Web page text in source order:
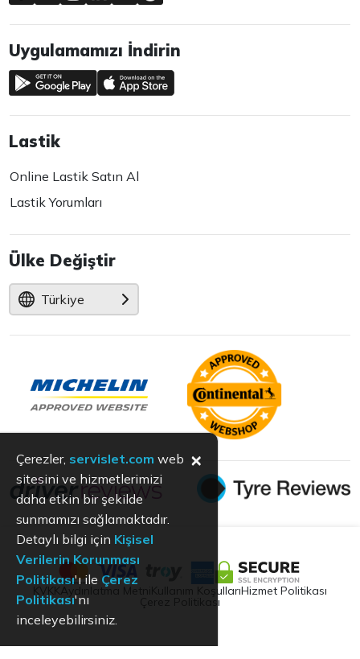
Uygulamamızı İndirin
Lastik
Online Lastik Satın Al
Lastik Yorumları
Ülke Değiştir
Türkiye
Aydınlatma Metni Kullanım KoşullarıHizmet Politikası
Çerez Politikası
Çerezler, servislet.com web
sitesini ve hizmetlerimizi
daha etkin bir şekilde
sunmamızı sağlamaktadır.
Detaylı bilgi için Kişisel
Verilerin Korunması
Politikası'ı ile Çerez
Politikası'nı
inceleyebilirsiniz.
×